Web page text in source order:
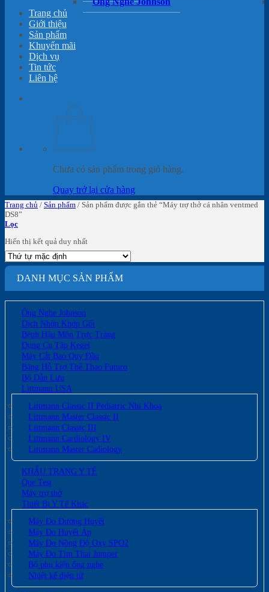
Trang chủ
Giới thiệu
Sản phẩm
Khuyến mãi
Dịch vụ
Tin tức
Liên hệ
Chưa có sản phẩm trong giỏ hàng.
Quay trở lại cửa hàng
Trang chủ / Sản phẩm / Sản phẩm được gắn thẻ “Máy trợ thở cá nhân ventmed
DS8”
Lọc
Hiển thị kết quả duy nhất
DANH MỤC SẢN PHẨM
Ống Nghe Johnson
Dịch Nhờn Khớp Gối
Bệnh Hậu Môn Trực Tràng
Dụng Cụ Tập Kegel
Máy Cắt Bao Quy Đầu
Băng Hỗ Trợ Thể Thao Futuro
Bộ Dẫn Lưu
Littmann USA
Littmann Classic II Pediatric Nhi Khoa
Littmann Master Classic II
Littmann Classic III
Littmann Cardiology IV
Littmann Master Cadiology
KHẨU TRANG Y TẾ
Que Test
Máy trợ thở
Thiết Bị Y Tế Khác
Máy Đo Đường Huyết
Máy Đo Huyết Áp
Máy Đo Nồng Độ Oxy SPO2
Máy Đo Tim Thai Jumper
Bộ phụ kiện ống nghe
Nhiệt kế điện tử